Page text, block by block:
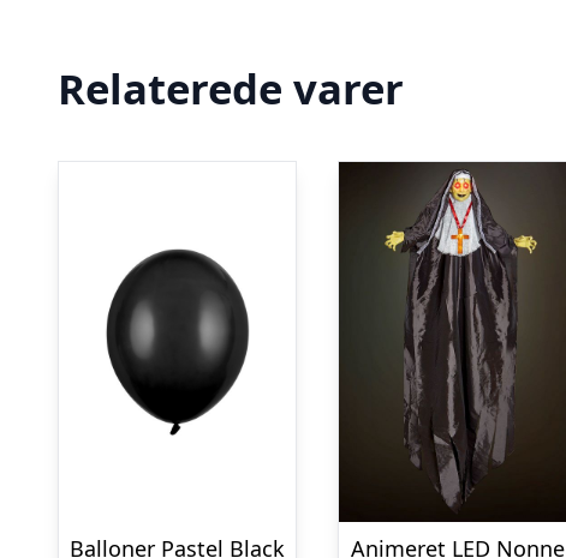
Relaterede varer
Balloner Pastel Black Animeret LED Nonne